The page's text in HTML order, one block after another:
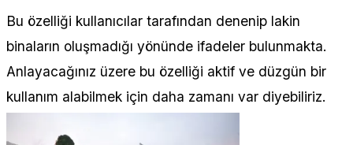
Bu özelliği kullanıcılar tarafından denenip lakin
binaların oluşmadığı yönünde ifadeler bulunmakta.
Anlayacağınız üzere bu özelliği aktif ve düzgün bir
kullanım alabilmek için daha zamanı var diyebiliriz.